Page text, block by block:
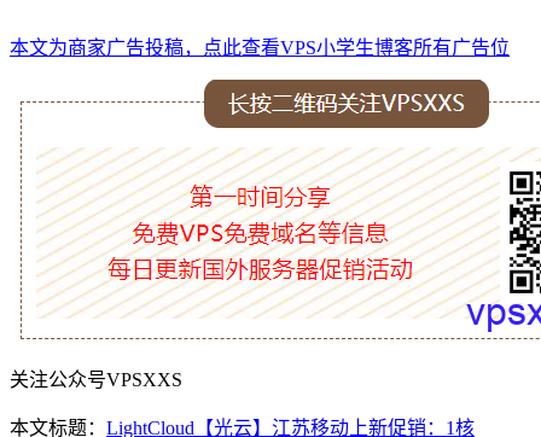
本文为商家广告投稿，点此查看VPS小学生博客所有广告位
关注公众号VPSXXS
本文标题： LightCloud【光云】江苏移动上新促销：1核